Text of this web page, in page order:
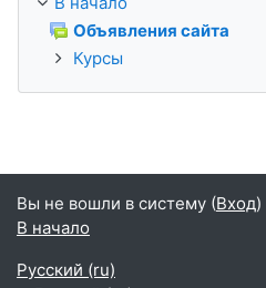
Объявления сайта
Курсы
Вы не вошли в систему (Вход)
В начало
Русский ‎(ru)‎